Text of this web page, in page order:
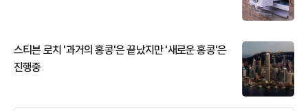
스티븐 로치 '과거의 홍콩'은 끝났지만 '새로운 홍콩'은
진행중